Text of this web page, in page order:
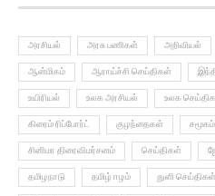
ஆன்மிகம் ஆராய்ச்சி செய்திகள்
உயிரியல் உலக அரசியல் உலக
கிரைம் ரிப்போர்ட் குழந்தைகள் சமூகம்
சினிமா திரைவிமர்சனம் செய்திகள்
தமிழநாடு தமிழ் ஈழம் துளி செய்திகள்
நல்லவர்களாக்கப்பட்ட இந்திராகாந்தி